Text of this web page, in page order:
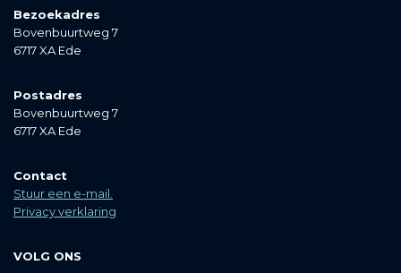
Bezoekadres
Bovenbuurtweg 7
6717 XA Ede
Postadres
Bovenbuurtweg 7
6717 XA Ede
Contact
Stuur een e-mail.
Privacy verklaring
VOLG ONS